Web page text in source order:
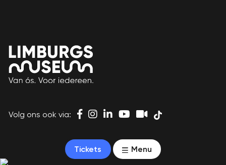
Tickets Menu
Volg ons ook via: